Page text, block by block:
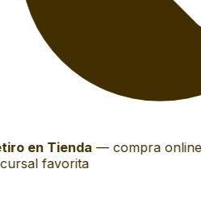
en Tienda—compra
favorita